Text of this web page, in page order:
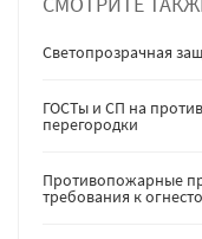
Светопрозрачная
ГОСТы и СП на
перегородки
Противопожарные
требования к